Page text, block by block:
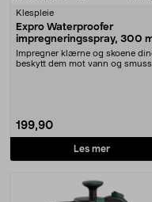
Klespleie
Expro Waterproofer
impregneringsspray, 300
Impregner klærne og skoene
beskytt dem mot vann og smuss.
199,90
Les mer